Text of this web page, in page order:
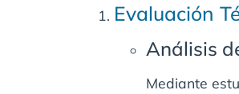
Evaluación
Análisis
Mediante